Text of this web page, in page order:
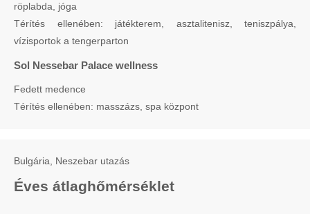
röplabda, jóga
Térítés ellenében: játékterem, asztalitenisz, teniszpálya,
vízisportok a tengerparton
Sol Nessebar Palace wellness
Fedett medence
Térítés ellenében: masszázs, spa központ
Bulgária, Neszebar utazás
Éves átlaghőmérséklet